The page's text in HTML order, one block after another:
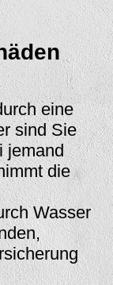
eine
sind Sie
jemand
die
Wasser